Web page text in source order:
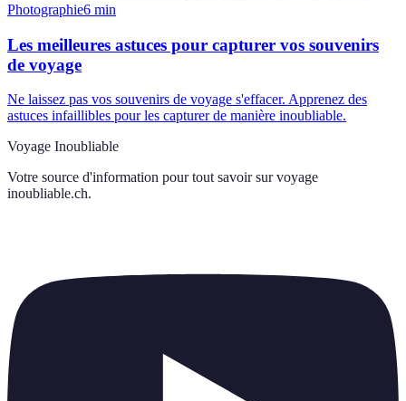
Photographie6 min
Les meilleures astuces pour capturer vos souvenirs
de voyage
Ne laissez pas vos souvenirs de voyage s'effacer. Apprenez des
astuces infaillibles pour les capturer de manière inoubliable.
Voyage Inoubliable
Votre source d'information pour tout savoir sur voyage
inoubliable.ch.